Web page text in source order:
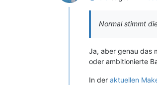
Normal stimmt
Ja, aber genau das
oder ambitionierte
In der aktuellen